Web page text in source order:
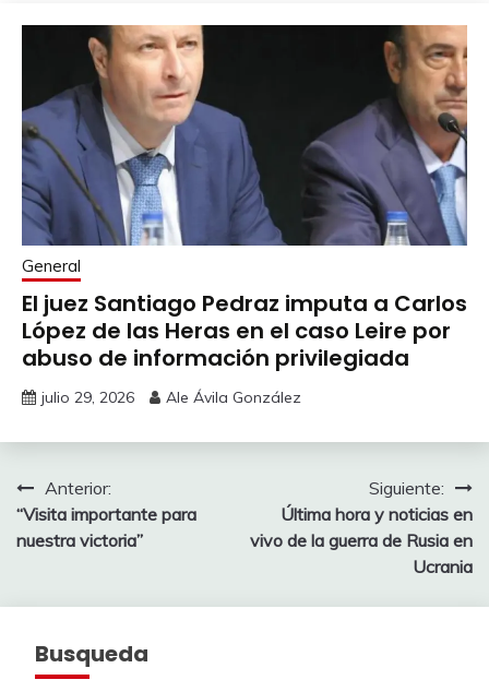
General
El juez Santiago Pedraz imputa a Carlos
López de las Heras en el caso Leire por
abuso de información privilegiada
julio 29, 2026 Ale Ávila González
Navegación
de
Anterior:
“Visita importante para
nuestra victoria”
Siguiente:
Última hora y noticias en
vivo de la guerra de Rusia en
Ucrania
Busqueda